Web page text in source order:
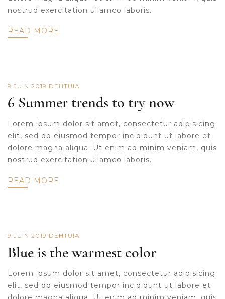
nostrud exercitation ullamco laboris.
READ MORE
9 JUIN 2019 DE HTUIA
6 Summer trends to try now
Lorem ipsum dolor sit amet, consectetur adipisicing
elit, sed do eiusmod tempor incididunt ut labore et
dolore magna aliqua. Ut enim ad minim veniam, quis
nostrud exercitation ullamco laboris.
READ MORE
9 JUIN 2019 DE HTUIA
Blue is the warmest color
Lorem ipsum dolor sit amet, consectetur adipisicing
elit, sed do eiusmod tempor incididunt ut labore et